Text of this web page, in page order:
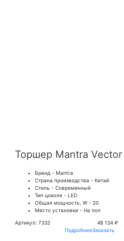
Торшер Mantra
Бренд - Mantra
Страна производства - Китай
Стиль - Современный
Тип цоколя - LED
Общая мощность, W - 20
Место установки - На пол
Артикул: 7332
48 134 ₽
ПодробнееЗаказать